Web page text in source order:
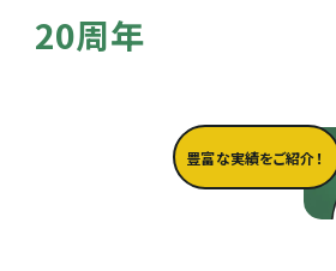
20周年
豊富な実績をご紹介！